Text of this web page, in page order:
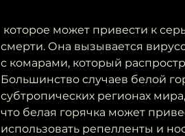
смерти. Она вызывается
с комарами, который
Большинство случаев белой
субтропических регионах
что белая горячка может
использовать репелленты и